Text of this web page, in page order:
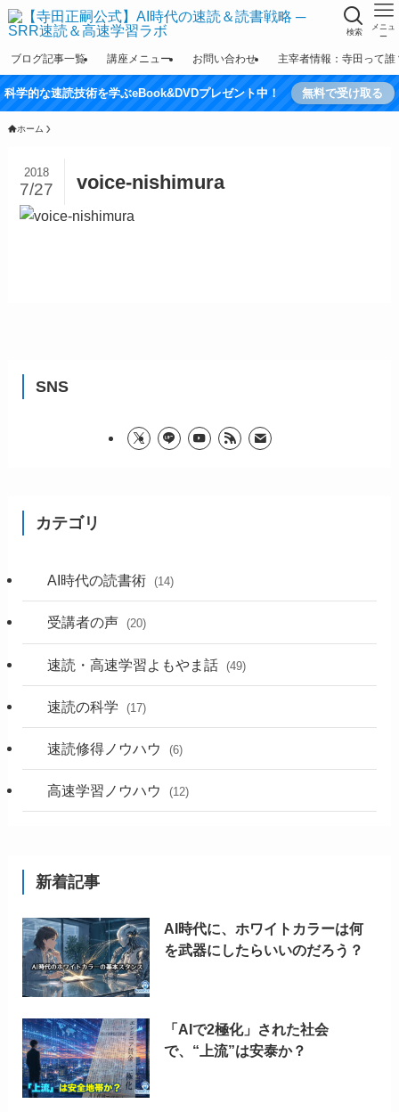
検索
メニュ
ー
ブログ記事一覧 講座メニュー お問い合わせ 主宰者情報：寺田って誰
科学的な速読技術を学ぶeBook&DVDプレゼント中！ 無料で受け取る
ホーム
voice-nishimura
2018
7/27
SNS
カテゴリ
AI時代の読書術 (14)
受講者の声 (20)
速読・高速学習よもやま話 (49)
速読の科学 (17)
速読修得ノウハウ (6)
高速学習ノウハウ (12)
新着記事
AI時代に、ホワイトカラーは何
を武器にしたらいいのだろう？
「AIで2極化」された社会
で、“上流”は安泰か？